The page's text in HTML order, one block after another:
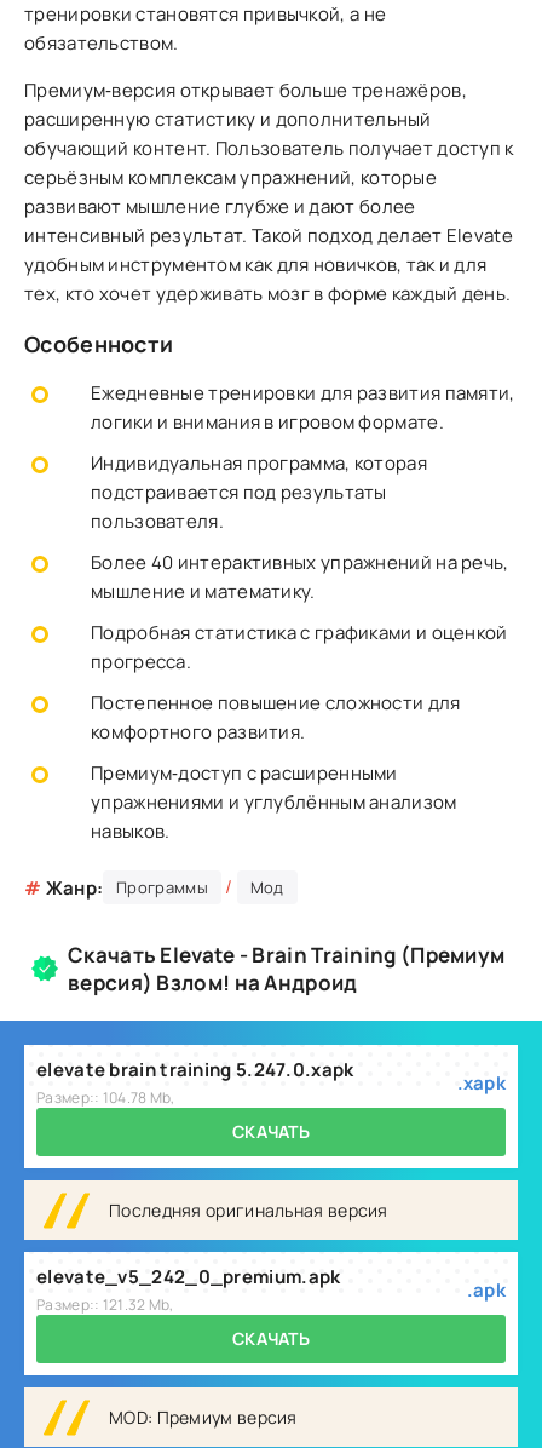
тренировки становятся привычкой, а не
обязательством.
Премиум‑версия открывает больше тренажёров,
расширенную статистику и дополнительный
обучающий контент. Пользователь получает доступ к
серьёзным комплексам упражнений, которые
развивают мышление глубже и дают более
интенсивный результат. Такой подход делает Elevate
удобным инструментом как для новичков, так и для
тех, кто хочет удерживать мозг в форме каждый день.
Особенности
Ежедневные тренировки для развития памяти,
логики и внимания в игровом формате.
Индивидуальная программа, которая
подстраивается под результаты
пользователя.
Более 40 интерактивных упражнений на речь,
мышление и математику.
Подробная статистика с графиками и оценкой
прогресса.
Постепенное повышение сложности для
комфортного развития.
Премиум‑доступ с расширенными
упражнениями и углублённым анализом
навыков.
# Жанр: Программы / Мод
Скачать Elevate - Brain Training (Премиум
версия) Взлом! на Андроид
elevate brain training 5.247.0.xapk
Размер:: 104.78 Mb,
.xapk
СКАЧАТЬ
Последняя оригинальная версия
elevate_v5_242_0_premium.apk
Размер:: 121.32 Mb,
.apk
СКАЧАТЬ
MOD: Премиум версия